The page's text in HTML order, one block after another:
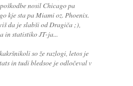
nosil Chicago pa
kje sta pa Miami oz. Phoenix.
da je slabši od Dragiča ;),
in statistiko JT-ja...
so že razlogi, letos je
in tudi bledsoe je odločeval v